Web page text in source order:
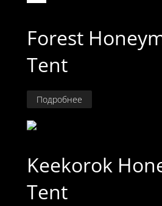
Forest
Tent
Подробнее
Keekorok
Tent